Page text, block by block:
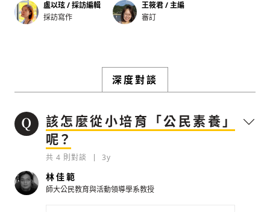
盧以玹 / 採訪編輯
採訪寫作
王筱君 / 主編
審訂
深度對談
該怎麼從小培育「公民素養」
呢？
共 4 則對談 3y
林佳範
師大公民教育與活動領導學系教授